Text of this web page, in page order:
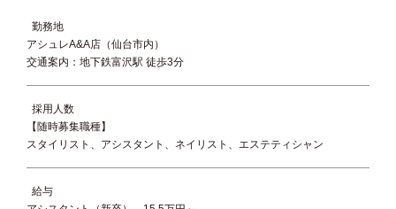
勤務地
アシュレA&A店（仙台市内）
交通案内：地下鉄富沢駅 徒歩3分
採用人数
【随時募集職種】
スタイリスト、アシスタント、ネイリスト、エステティシャン
給与